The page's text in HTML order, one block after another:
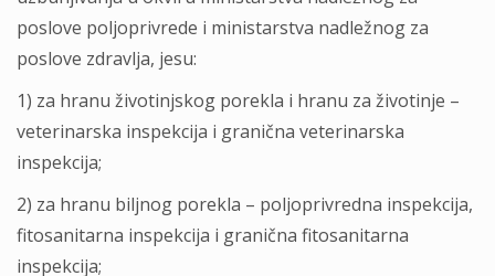
poslove poljoprivrede i ministarstva nadležnog za
poslove zdravlja, jesu:
1) za hranu životinjskog porekla i hranu za životinje –
veterinarska inspekcija i granična veterinarska
inspekcija;
2) za hranu biljnog porekla – poljoprivredna inspekcija,
fitosanitarna inspekcija i granična fitosanitarna
inspekcija;